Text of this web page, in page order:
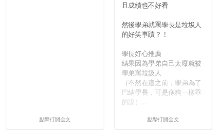
點擊打開全文
且成績也不好看
然後學弟就罵學長是垃圾人
的好笑事蹟？！
學長好心推薦
結果因為學弟自己太廢就被
學弟罵垃圾人
（不然在這之前，學弟為了
巴結學長，可是像狗一樣乖
的說）...
點擊打開全文